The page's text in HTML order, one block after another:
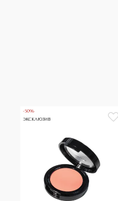
-50%
ЭКСКЛЮЗИВ